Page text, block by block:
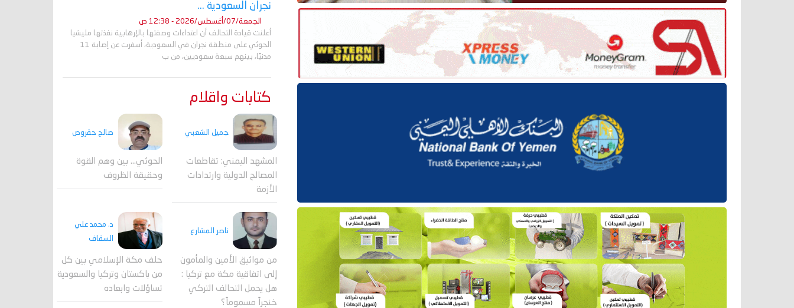
نجران السعودية ...
الجمعة/07/أغسطس/2026 - 12:38 ص
أعلنت قيادة التحالف أن اعتداءات وصفتها بالإرهابية نفذتها مليشيا
الحوثي على منطقة نجران في السعودية، أسفرت عن إصابة 11
مدنيًا، بينهم سبعة سعوديين، من ب
كتابات واقلام
جميل الشعبي
المشهد اليمني: تقاطعات
المصالح الدولية وارتدادات
الأزمة
صالح حقروص
الحوثي... بين وهم القوة
وحقيقة الظروف
ناصر المشارع
من مواثيق الأمين والمأمون
إلى اتفاقية مكة مع تركيا :
هل يحمل التحالف التركي
خنجراً مسموماً؟
د. محمد علي
السقاف
حلف مكة الإسلامي بين كل
من باكستان وتركيا والسعودية
تساؤلات وابعاده